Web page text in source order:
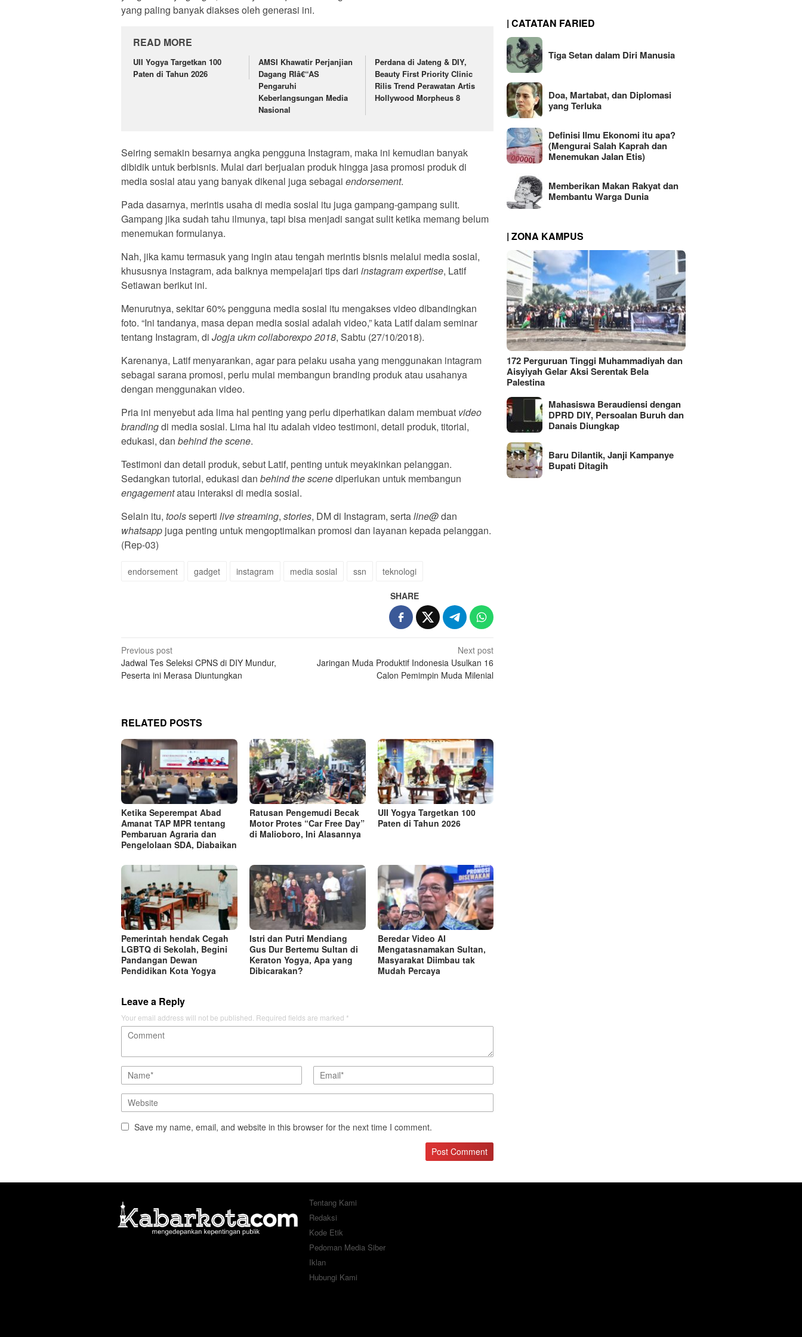
yang paling banyak diakses oleh generasi ini.
READ MORE
UII Yogya Targetkan 100
Paten di Tahun 2026
AMSI Khawatir Perjanjian
Dagang RIâ€“AS
Pengaruhi
Keberlangsungan Media
Nasional
Perdana di Jateng & DIY,
Beauty First Priority Clinic
Rilis Trend Perawatan Artis
Hollywood Morpheus 8
Seiring semakin besarnya angka pengguna Instagram, maka ini kemudian banyak
dibidik untuk berbisnis. Mulai dari berjualan produk hingga jasa promosi produk di
media sosial atau yang banyak dikenal juga sebagai endorsement.
Pada dasarnya, merintis usaha di media sosial itu juga gampang-gampang sulit.
Gampang jika sudah tahu ilmunya, tapi bisa menjadi sangat sulit ketika memang belum
menemukan formulanya.
Nah, jika kamu termasuk yang ingin atau tengah merintis bisnis melalui media sosial,
khususnya instagram, ada baiknya mempelajari tips dari instagram expertise, Latif
Setiawan berikut ini.
Menurutnya, sekitar 60% pengguna media sosial itu mengakses video dibandingkan
foto. “Ini tandanya, masa depan media sosial adalah video,” kata Latif dalam seminar
tentang Instagram, di Jogja ukm collaborexpo 2018, Sabtu (27/10/2018).
Karenanya, Latif menyarankan, agar para pelaku usaha yang menggunakan intagram
sebagai sarana promosi, perlu mulai membangun branding produk atau usahanya
dengan menggunakan video.
Pria ini menyebut ada lima hal penting yang perlu diperhatikan dalam membuat video
brandingdi media sosial. Lima hal itu adalah video testimoni, detail produk, titorial,
edukasi, dan behind the scene.
Testimoni dan detail produk, sebut Latif, penting untuk meyakinkan pelanggan.
Sedangkan tutorial, edukasi dan behind the scenediperlukan untuk membangun
engagementatau interaksi di media sosial.
Selain itu, toolsseperti live streaming, stories, DM di Instagram, sertaline@dan
whatsapp juga penting untuk mengoptimalkan promosi dan layanan kepada pelanggan.
(Rep-03)
endorsement gadget instagram media sosial ssn teknologi
SHARE
Post
navigation
Previous post
Jadwal Tes Seleksi CPNS di DIY Mundur,
Peserta ini Merasa Diuntungkan
Next post
Jaringan Muda Produktif Indonesia Usulkan 16
Calon Pemimpin Muda Milenial
RELATED POSTS
Ketika Seperempat Abad
Amanat TAP MPR tentang
Pembaruan Agraria dan
Pengelolaan SDA, Diabaikan
Ratusan Pengemudi Becak
Motor Protes “Car Free Day”
di Malioboro, Ini Alasannya
UII Yogya Targetkan 100
Paten di Tahun 2026
Pemerintah hendak Cegah
LGBTQ di Sekolah, Begini
Pandangan Dewan
Pendidikan Kota Yogya
Istri dan Putri Mendiang
Gus Dur Bertemu Sultan di
Keraton Yogya, Apa yang
Dibicarakan?
Beredar Video AI
Mengatasnamakan Sultan,
Masyarakat Diimbau tak
Mudah Percaya
Leave a Reply
Your email address will not be published. Required fields are marked *
Save my name, email, and website in this browser for the next time I comment.
| CATATAN FARIED
Tiga Setan dalam Diri Manusia
Doa, Martabat, dan Diplomasi
yang Terluka
Definisi Ilmu Ekonomi itu apa?
(Mengurai Salah Kaprah dan
Menemukan Jalan Etis)
Memberikan Makan Rakyat dan
Membantu Warga Dunia
| ZONA KAMPUS
172 Perguruan Tinggi Muhammadiyah dan
Aisyiyah Gelar Aksi Serentak Bela
Palestina
Mahasiswa Beraudiensi dengan
DPRD DIY, Persoalan Buruh dan
Danais Diungkap
Baru Dilantik, Janji Kampanye
Bupati Ditagih
Tentang Kami
Redaksi
Kode Etik
Pedoman Media Siber
Iklan
Hubungi Kami